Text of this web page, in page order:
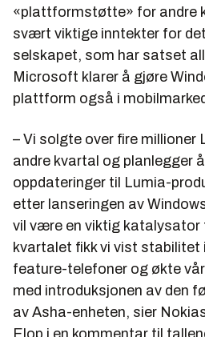
«plattformstøtte» for andre
svært viktige inntekter for
selskapet, som har satset
Microsoft klarer å gjøre
plattform også i
– Vi solgte over fire millioner
andre kvartal og planlegger
oppdateringer til Lumia-
etter lanseringen av
vil være en viktig katalysator
kvartalet fikk vi vist stabilitet
feature-telefoner og økte
med introduksjonen av den
av Asha-enheten, sier